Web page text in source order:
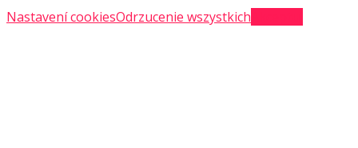
Nastavení cookiesOdrzucenie wszystkich